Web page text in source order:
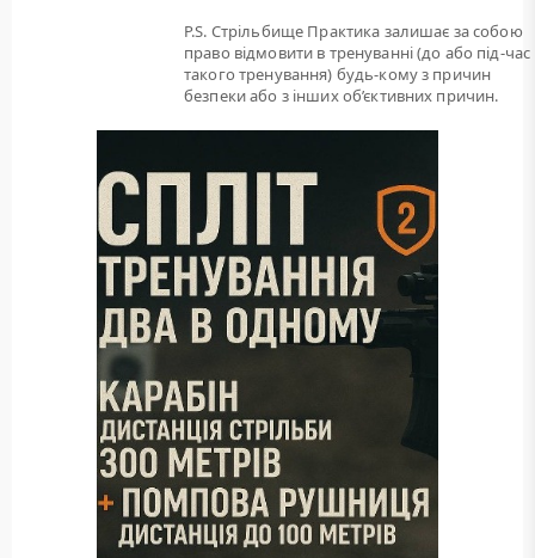
P.S. Стрільбище Практика залишає за собою
право відмовити в тренуванні (до або під-час
такого тренування) будь-кому з причин
безпеки або з інших об’єктивних причин.